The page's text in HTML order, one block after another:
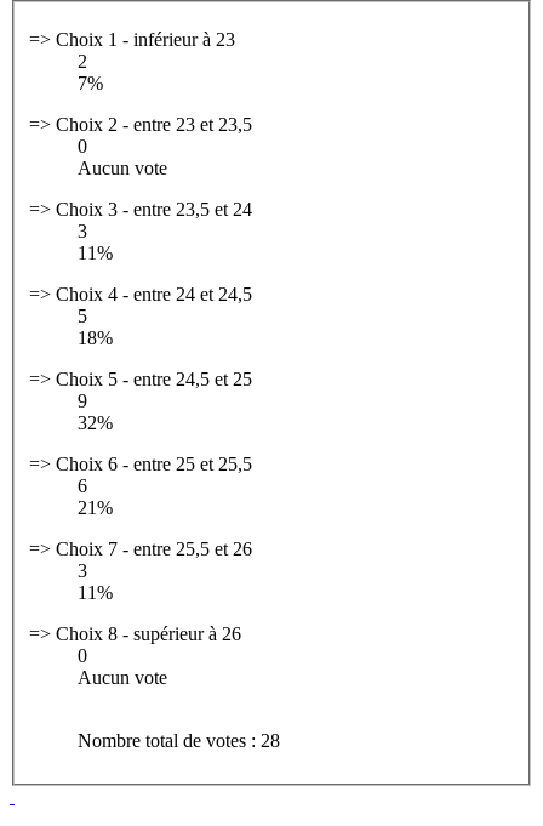
=> Choix 1 - inférieur à 23
2
7%
=> Choix 2 - entre 23 et 23,5
0
Aucun vote
=> Choix 3 - entre 23,5 et 24
3
11%
=> Choix 4 - entre 24 et 24,5
5
18%
=> Choix 5 - entre 24,5 et 25
9
32%
=> Choix 6 - entre 25 et 25,5
6
21%
=> Choix 7 - entre 25,5 et 26
3
11%
=> Choix 8 - supérieur à 26
0
Aucun vote
Nombre total de votes : 28